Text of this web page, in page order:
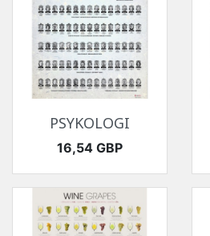
PSYKOLOGI
Pris
16,54 GBP